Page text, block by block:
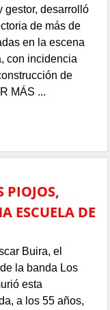
gestor, desarrolló
de más de
en la escena
con incidencia
de
MÁS ...
PIOJOS,
ESCUELA DE
Buira, el
la banda Los
esta
a los 55 años,